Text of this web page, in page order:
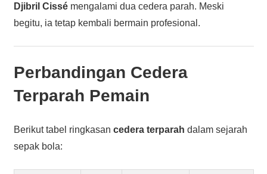
Djibril Cissémengalami dua cedera parah. Meski
begitu, ia tetap kembali bermain profesional.
Perbandingan Cedera
Terparah Pemain
Berikut tabel ringkasan cedera terparah dalam sejarah
sepak bola: